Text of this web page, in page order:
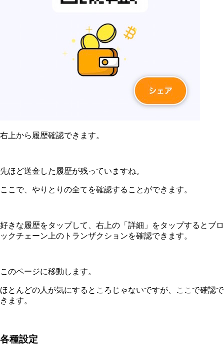
右上から履歴確認できます。
先ほど送金した履歴が残っていますね。
ここで、やりとりの全てを確認することができます。
好きな履歴をタップして、右上の「詳細」をタップするとブロ
ックチェーン上のトランザクションを確認できます。
このページに移動します。
ほとんどの人が気にするところじゃないですが、ここで確認で
きます。
各種設定